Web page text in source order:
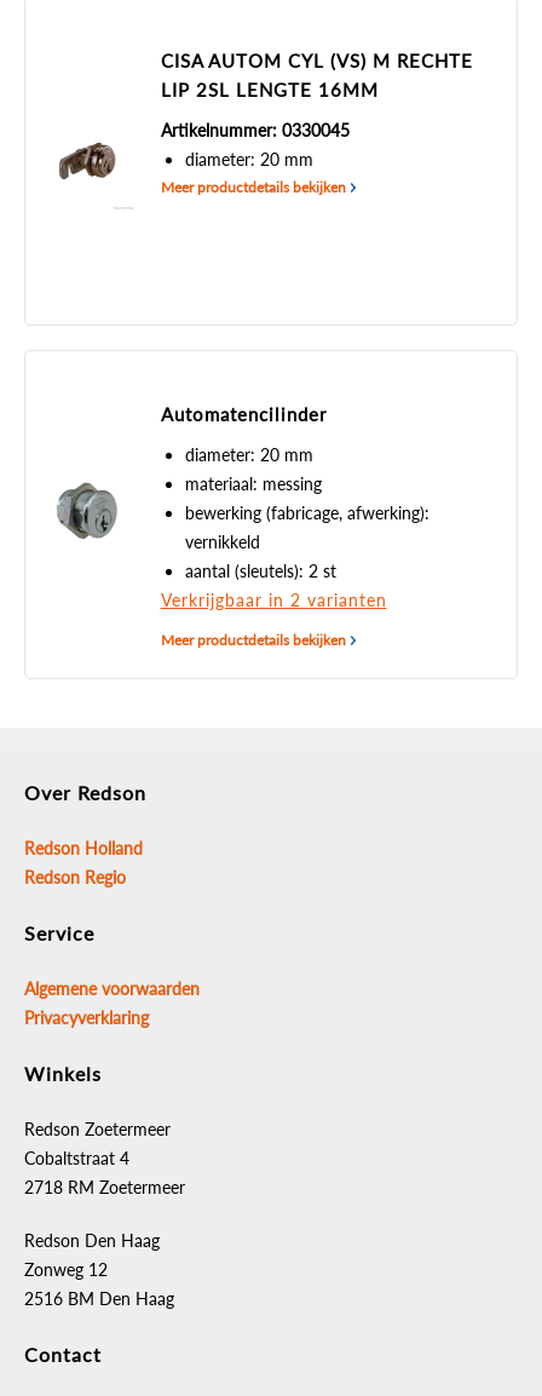
CISA AUTOM CYL (VS) M RECHTE
LIP 2SL LENGTE 16MM
Artikelnummer: 0330045
diameter: 20 mm
Meer productdetails bekijken
Automatencilinder
diameter: 20 mm
materiaal: messing
bewerking (fabricage, afwerking):
vernikkeld
aantal (sleutels): 2 st
Verkrijgbaar in 2 varianten
Meer productdetails bekijken
Over Redson
Redson Holland
Redson Regio
Service
Algemene voorwaarden
Privacyverklaring
Winkels
Redson Zoetermeer
Cobaltstraat 4
2718 RM Zoetermeer
Redson Den Haag
Zonweg 12
2516 BM Den Haag
Contact